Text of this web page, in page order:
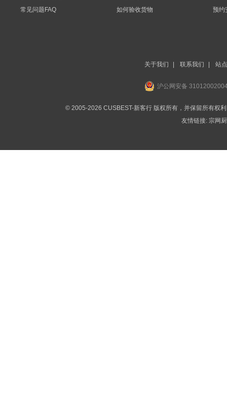
常见问题FAQ
如何验收货物
预约
关于我们 联系我们 站
沪公网安备
© 2005-2026 CUSBEST-新客行 版权所有，并保留所有权
友情链接: 宗网